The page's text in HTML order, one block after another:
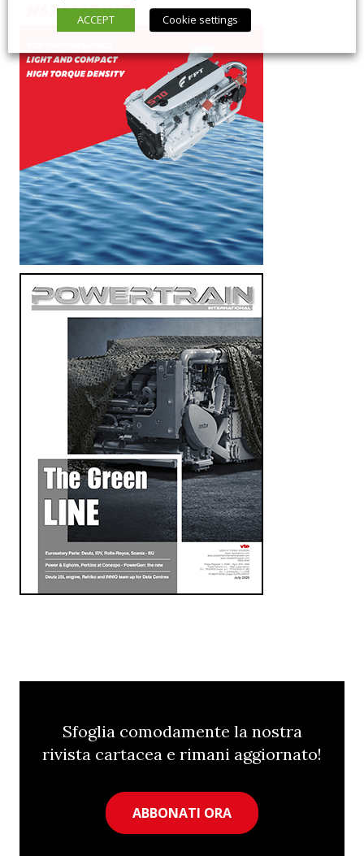
Sfoglia comodamente la nostra
rivista cartacea e rimani aggiornato!
ABBONATI ORA
ACCEPT
Cookie settings